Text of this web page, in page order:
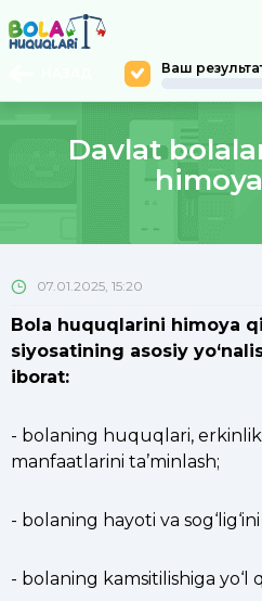
Ваш
Davlat
07.01.2025, 15:20
Bola huquqlarini himoya
siyosatining asosiy
iborat:
- bolaning huquqlari,
manfaatlarini ta’minlash;
- bolaning hayoti va
- bolaning kamsitilishiga yo‘l